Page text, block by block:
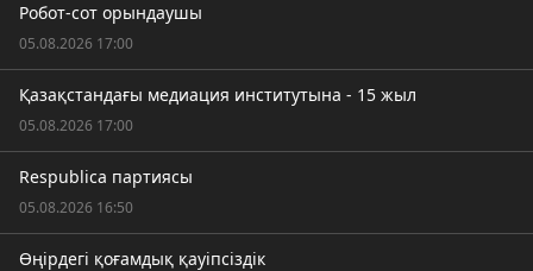
Робот-сот орындаушы
05.08.2026 17:00
Қазақстандағы медиация институтына - 15 жыл
05.08.2026 17:00
Respublica партиясы
05.08.2026 16:50
Өңірдегі қоғамдық қауіпсіздік